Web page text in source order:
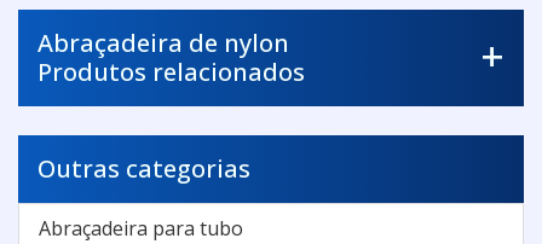
Abraçadeira de nylon
Produtos relacionados
Outras categorias
Abraçadeira para tubo